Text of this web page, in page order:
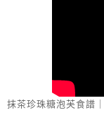
抹茶珍珠糖泡芙食譜